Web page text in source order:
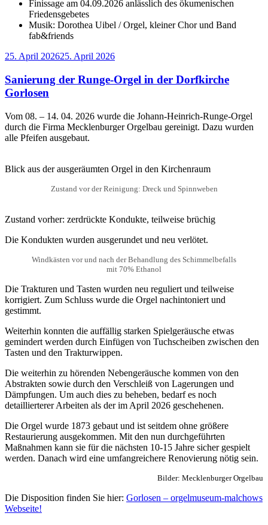
Finissage am 04.09.2026 anlässlich des ökumenischen
Friedensgebetes
Musik: Dorothea Uibel / Orgel, kleiner Chor und Band
fab&friends
Veröffentlicht
25. April 202625. April 2026
Sanierung der Runge-Orgel in der Dorfkirche
Gorlosen
Vom 08. – 14. 04. 2026 wurde die Johann-Heinrich-Runge-Orgel
durch die Firma Mecklenburger Orgelbau gereinigt. Dazu wurden
alle Pfeifen ausgebaut.
Blick aus der ausgeräumten Orgel in den Kirchenraum
Zustand vor der Reinigung: Dreck und Spinnweben
Zustand vorher: zerdrückte Kondukte, teilweise brüchig
Die Kondukten wurden ausgerundet und neu verlötet.
Windkästen vor und nach der Behandlung des Schimmelbefalls
mit 70% Ethanol
Die Trakturen und Tasten wurden neu reguliert und teilweise
korrigiert. Zum Schluss wurde die Orgel nachintoniert und
gestimmt.
Weiterhin konnten die auffällig starken Spielgeräusche etwas
gemindert werden durch Einfügen von Tuchscheiben zwischen den
Tasten und den Trakturwippen.
Die weiterhin zu hörenden Nebengeräusche kommen von den
Abstrakten sowie durch den Verschleiß von Lagerungen und
Dämpfungen. Um auch dies zu beheben, bedarf es noch
detaillierterer Arbeiten als der im April 2026 geschehenen.
Die Orgel wurde 1873 gebaut und ist seitdem ohne größere
Restaurierung ausgekommen. Mit den nun durchgeführten
Maßnahmen kann sie für die nächsten 10-15 Jahre sicher gespielt
werden. Danach wird eine umfangreichere Renovierung nötig sein.
Bilder: Mecklenburger Orgelbau
Die Disposition finden Sie hier: Gorlosen – orgelmuseum-malchows
Webseite!